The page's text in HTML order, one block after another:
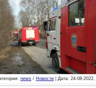
news / Новости | Дата: 24-08-2022,